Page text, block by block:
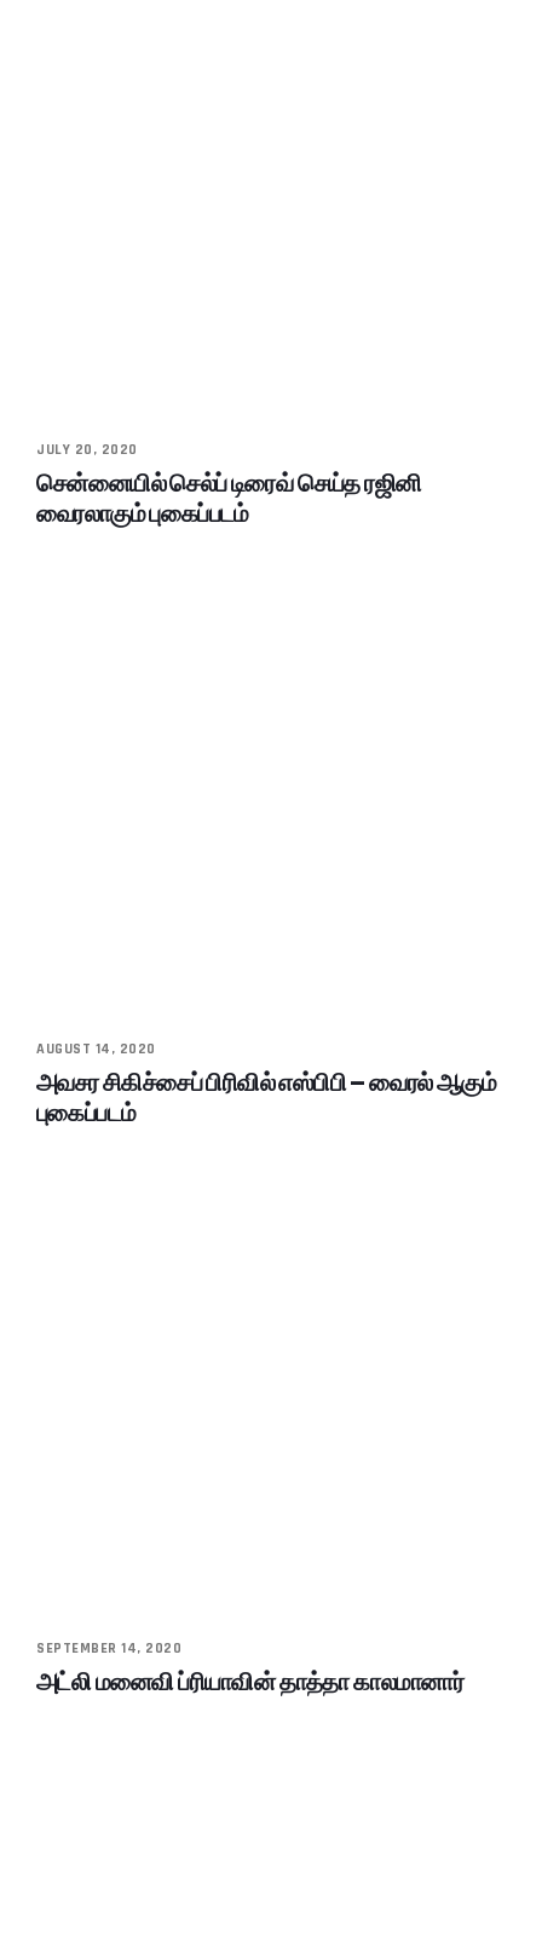
JULY 20, 2020
சென்னையில் செல்ப் டிரைவ் செய்த ரஜினி
வைரலாகும் புகைப்படம்
AUGUST 14, 2020
அவசர சிகிச்சைப் பிரிவில் எஸ்பிபி – வைரல் ஆகும்
புகைப்படம்
SEPTEMBER 14, 2020
அட்லி மனைவி ப்ரியாவின் தாத்தா காலமானார்